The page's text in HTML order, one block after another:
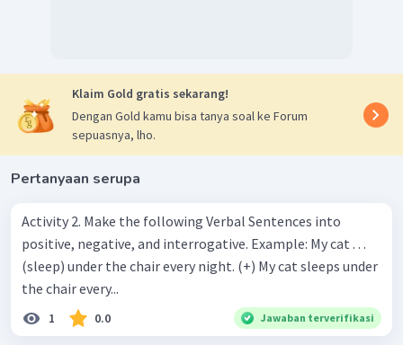
Klaim Gold gratis sekarang!
Dengan Gold kamu bisa tanya soal ke Forum
sepuasnya, lho.
Pertanyaan serupa
Activity 2. Make the following Verbal Sentences into
positive, negative, and interrogative. Example: My cat . . .
(sleep) under the chair every night. (+) My cat sleeps under
the chair every...
1 0.0 Jawaban terverifikasi